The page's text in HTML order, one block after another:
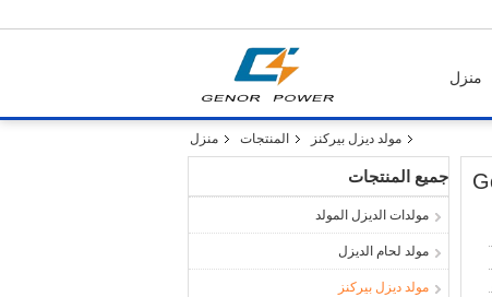
منزل
منزل المنتجات مولد ديزل بيركنز
جميع المنتجات
مولدات الديزل المولد
مولد لحام الديزل
مولد ديزل بيركنز